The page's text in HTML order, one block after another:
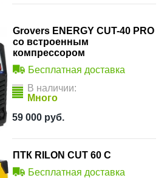
Grovers ENERGY CUT-40 PRO
со встроенным
компрессором
Бесплатная доставка
В наличии:
Много
59 000 руб.
ПТК RILON CUT 60 С
Бесплатная доставка